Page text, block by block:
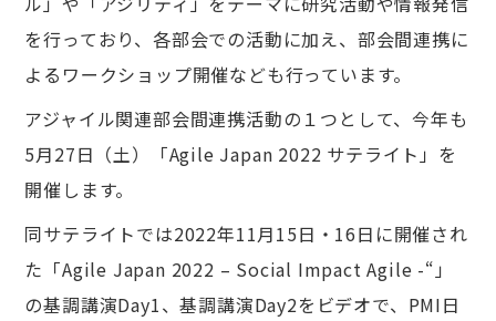
を行っており、各部会での活動に加え、部会間連携に
よるワークショップ開催なども行っています。
アジャイル関連部会間連携活動の１つとして、今年も
5月27日（土）「Agile Japan 2022 サテライト」を
開催します。
同サテライトでは2022年11月15日・16日に開催され
た「Agile Japan 2022 – Social Impact Agile -“」
の基調講演Day1、基調講演Day2をビデオで、PMI日